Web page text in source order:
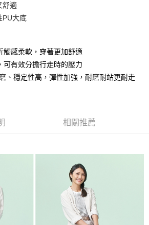
舒適
PU大底
觸感柔軟，穿著更加舒適
可有效分擔行走時的壓力
、穩定性高，彈性加強，耐磨耐站更耐走
相關推薦